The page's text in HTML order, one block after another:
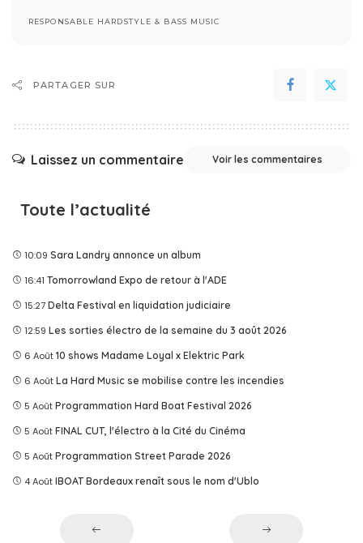
RESPONSABLE HARDSTYLE & BASS MUSIC
PARTAGER SUR
Laissez un commentaire Voir les commentaires
Toute l’actualité
10:09 Sara Landry annonce un album
16:41 Tomorrowland Expo de retour à l'ADE
15:27 Delta Festival en liquidation judiciaire
12:59 Les sorties électro de la semaine du 3 août 2026
6 Août 10 shows Madame Loyal x Elektric Park
6 Août La Hard Music se mobilise contre les incendies
5 Août Programmation Hard Boat Festival 2026
5 Août FINAL CUT, l'électro à la Cité du Cinéma
5 Août Programmation Street Parade 2026
4 Août IBOAT Bordeaux renaît sous le nom d'Ublo